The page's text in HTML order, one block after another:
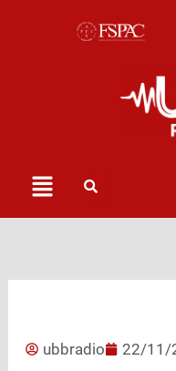
Menu
ubbradio 22/11/